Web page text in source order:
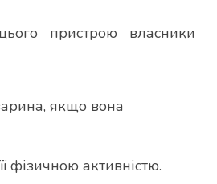
пристрою власники
якщо вона
фізичною активністю.